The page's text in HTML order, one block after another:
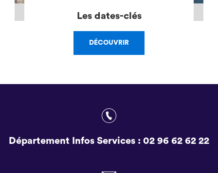
Les dates-clés
DÉCOUVRIR
Département Infos Services : 02 96 62 62 22